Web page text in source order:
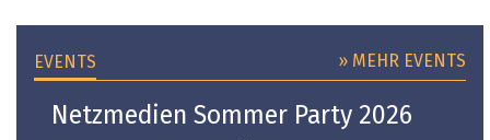
EVENTS » MEHR EVENTS
Netzmedien Sommer Party 2026